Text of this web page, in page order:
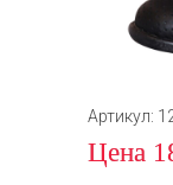
Артикул:
Цена